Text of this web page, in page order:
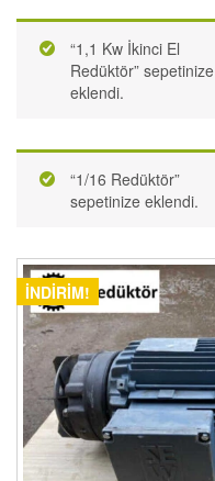
“1,1 Kw İkinci El
Redüktör” sepetinize
eklendi.
“1/16 Redüktör”
sepetinize eklendi.
İNDIRIM!